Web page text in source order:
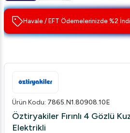
Havale / EFT Ödemelerinizde %2
Ürün Kodu: 7865.N1.80908.10E
Öztiryakiler Fırınlı 4 Gözlü
Elektrikli